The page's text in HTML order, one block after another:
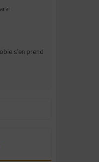
s’en prend